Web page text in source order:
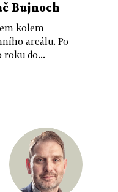
Bujnoch
kolem
areálu. Po
roku do...